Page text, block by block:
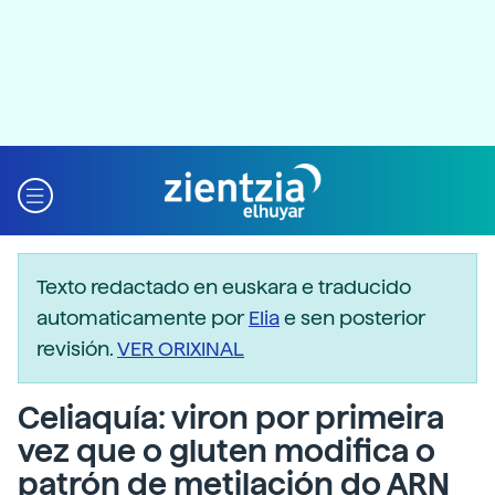
Texto redactado en euskara e traducido
automaticamente porEliae sen posterior
revisión.VER ORIXINAL
Celiaquía: viron por primeira
vez que o gluten modifica o
patrón de metilación do ARN